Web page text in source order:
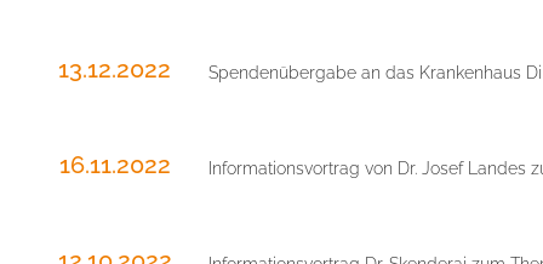
13.12.2022 Spendenübergabe an das Krankenhaus
16.11.2022 Informationsvortrag von Dr. Josef Landes